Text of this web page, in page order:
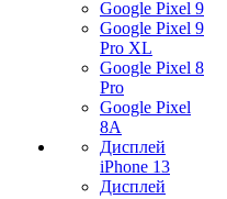
Google Pixel 9
Google Pixel 9
Pro XL
Google Pixel 8
Pro
Google Pixel
8A
Дисплей
iPhone 13
Дисплей